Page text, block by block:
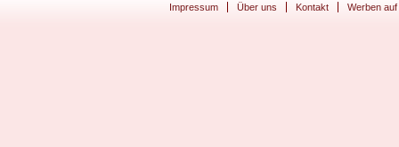
Impressum Über uns Kontakt Werben